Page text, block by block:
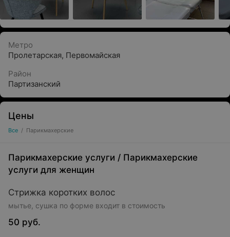
Метро
Пролетарская, Первомайская
Район
Партизанский
Цены
Все / Парикмахерские
Парикмахерские услуги / Парикмахерские
услуги для женщин
Стрижка коротких волос
мытье, сушка по форме входит в стоимость
50 руб.